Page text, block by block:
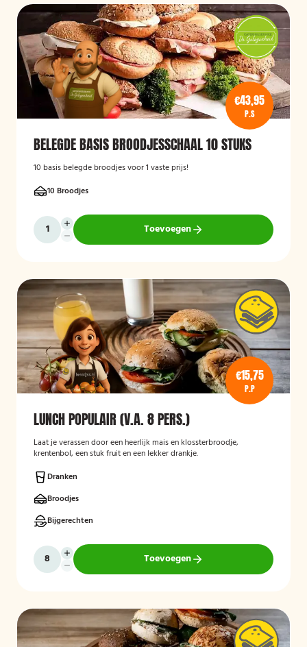
€43,95
P.S
BELEGDE BASIS BROODJESSCHAAL 10 STUKS
10 basis belegde broodjes voor 1 vaste prijs!
10 Broodjes
Toevoegen
€15,75
P.P
LUNCH POPULAIR (V.A. 8 PERS.)
Laat je verassen door een heerlijk mais en klossterbroodje,
krentenbol, een stuk fruit en een lekker drankje.
Dranken
Broodjes
Bijgerechten
Toevoegen